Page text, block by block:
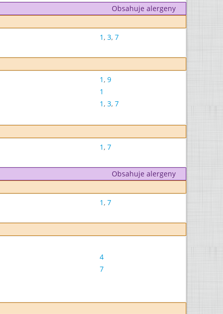
Obsahuje alergeny
1, 3, 7
1, 9
1
1, 3, 7
1, 7
Obsahuje alergeny
1, 7
4
7